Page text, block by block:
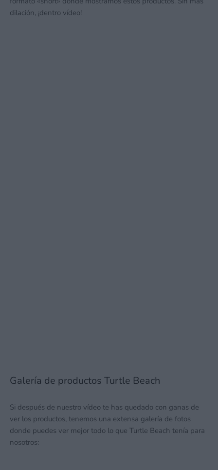
dilación, ¡dentro vídeo!
Galería de productos Turtle Beach
Si después de nuestro vídeo te has quedado con ganas de
ver los productos, tenemos una extensa galería de fotos
donde puedes ver mejor todo lo que Turtle Beach tenía para
nosotros: